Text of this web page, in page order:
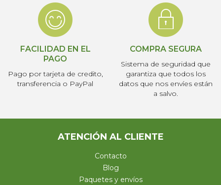
FACILIDAD EN EL
PAGO
Pago por tarjeta de credito,
transferencia o PayPal
COMPRA SEGURA
Sistema de seguridad que
garantiza que todos los
datos que nos envíes están
a salvo.
ATENCIÓN AL CLIENTE
Contacto
Blog
Paquetes y envíos